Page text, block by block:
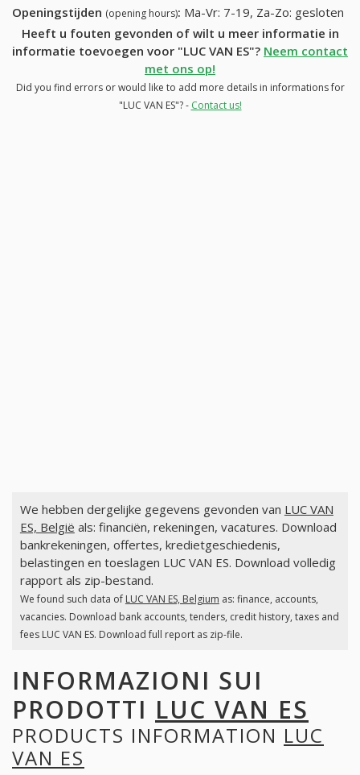
Openingstijden (opening hours): Ma-Vr: 7-19, Za-Zo: gesloten
Heeft u fouten gevonden of wilt u meer informatie in
informatie toevoegen voor "LUC VAN ES"? Neem contact
met ons op!
Did you find errors or would like to add more details in informations for
"LUC VAN ES"? - Contact us!
We hebben dergelijke gegevens gevonden van LUC VAN
ES, België als: financiën, rekeningen, vacatures. Download
bankrekeningen, offertes, kredietgeschiedenis,
belastingen en toeslagen LUC VAN ES. Download volledig
rapport als zip-bestand.
We found such data of LUC VAN ES, Belgium as: finance, accounts,
vacancies. Download bank accounts, tenders, credit history, taxes and
fees LUC VAN ES. Download full report as zip-file.
INFORMAZIONI SUI
PRODOTTI LUC VAN ES
PRODUCTS INFORMATION LUC
VAN ES